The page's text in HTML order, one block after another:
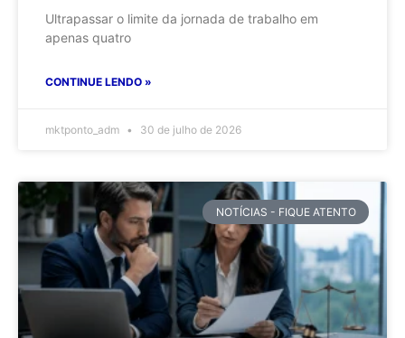
Ultrapassar o limite da jornada de trabalho em
apenas quatro
CONTINUE LENDO »
mktponto_adm 30 de julho de 2026
NOTÍCIAS - FIQUE ATENTO